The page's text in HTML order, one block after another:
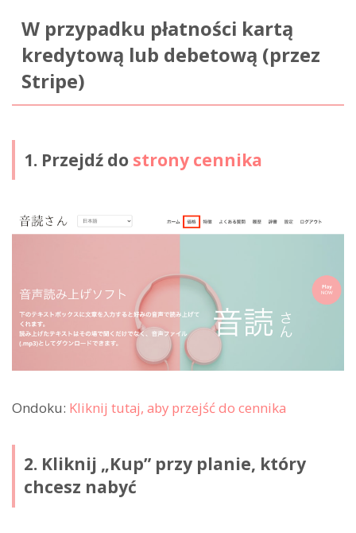
W przypadku płatności kartą
kredytową lub debetową (przez
Stripe)
1. Przejdź do strony cennika
Ondoku: Kliknij tutaj, aby przejść do cennika
2. Kliknij „Kup” przy planie, który
chcesz nabyć